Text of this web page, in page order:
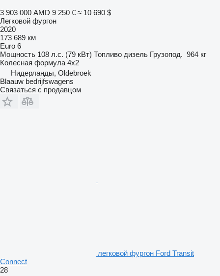
3 903 000 AMD 9 250 € ≈ 10 690 $
Легковой фургон
2020
173 689 км
Euro 6
Мощность 108 л.с. (79 кВт) Топливо дизель Грузопод. 964 кг
Колесная формула 4x2
Нидерланды, Oldebroek
Blaauw bedrijfswagens
Связаться с продавцом
легковой фургон Ford Transit
Connect
28